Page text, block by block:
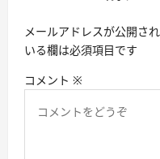
ン
メールアドレスが公開さ
いる欄は必須項目です
コメント ※